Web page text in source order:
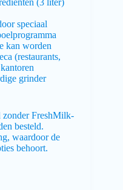
speciaal
kan worden
(restaurants,
grinder
zonder FreshMilk-
besteld.
waardoor de
behoort.